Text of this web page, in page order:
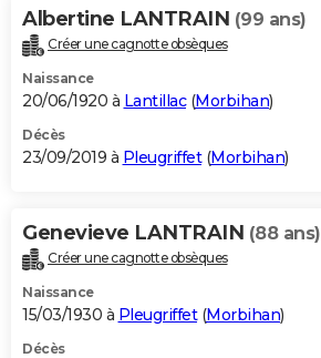
Albertine LANTRAIN (99 ans)
Créer une cagnotte obsèques
Naissance
20/06/1920 à Lantillac(Morbihan)
Décès
23/09/2019 à Pleugriffet(Morbihan)
Genevieve LANTRAIN (88 ans)
Créer une cagnotte obsèques
Naissance
15/03/1930 à Pleugriffet(Morbihan)
Décès